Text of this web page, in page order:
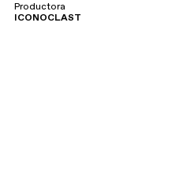
Productora
ICONOCLAST